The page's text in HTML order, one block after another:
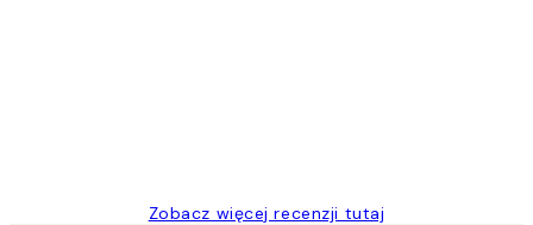
Zobacz więcej recenzji tutaj